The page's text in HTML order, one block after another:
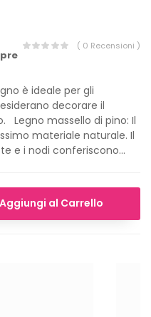
( 0 Recensioni )
è ideale per gli
decorare il
Legno massello di pino: Il
materiale naturale. Il
e i nodi conferiscono...
Aggiungi al Carrello